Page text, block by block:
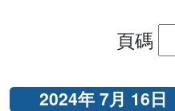
頁碼
2024年 7月 16日